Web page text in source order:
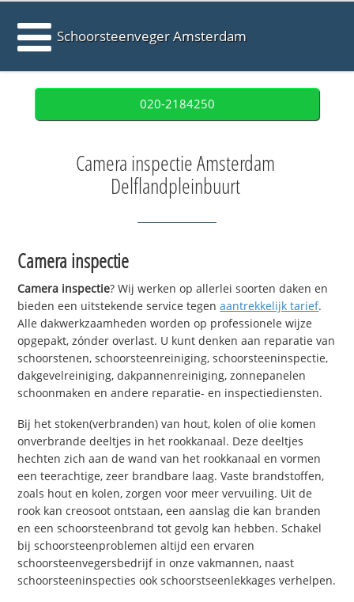
Schoorsteenveger Amsterdam
020-2184250
Camera inspectie Amsterdam
Delflandpleinbuurt
Camera inspectie
Camera inspectie? Wij werken op allerlei soorten daken en
bieden een uitstekende service tegenaantrekkelijk tarief.
Alle dakwerkzaamheden worden op professionele wijze
opgepakt, zónder overlast. U kunt denken aan reparatie van
schoorstenen, schoorsteenreiniging, schoorsteeninspectie,
dakgevelreiniging, dakpannenreiniging, zonnepanelen
schoonmaken en andere reparatie- en inspectiediensten.
Bij het stoken(verbranden) van hout, kolen of olie komen
onverbrande deeltjes in het rookkanaal. Deze deeltjes
hechten zich aan de wand van het rookkanaal en vormen
een teerachtige, zeer brandbare laag. Vaste brandstoffen,
zoals hout en kolen, zorgen voor meer vervuiling. Uit de
rook kan creosoot ontstaan, een aanslag die kan branden
en een schoorsteenbrand tot gevolg kan hebben. Schakel
bij schoorsteenproblemen altijd een ervaren
schoorsteenvegersbedrijf in onze vakmannen, naast
schoorsteeninspecties ook schoorstseenlekkages verhelpen.